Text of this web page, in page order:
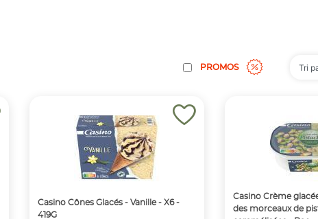
PROMOS
Casino Cônes Glacés - Vanille - X6 -
419G
Casino Crème
des morceaux de